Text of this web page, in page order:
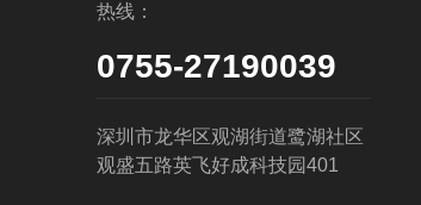
热线：
0755-27190039
深圳市龙华区观湖街道鹭湖社区
观盛五路英飞好成科技园401